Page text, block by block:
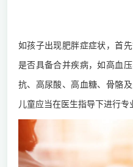
如孩子出现肥胖症症状，首
是否具备合并疾病，如高血
抗、高尿酸、高血糖、骨骼
儿童应当在医生指导下进行专